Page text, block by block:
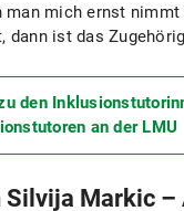
man mich ernst
dann ist das
den
an der LMU
Silvija Markic –